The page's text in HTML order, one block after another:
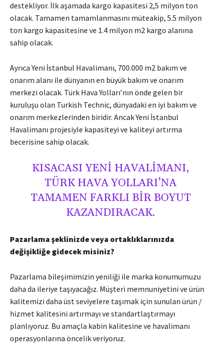
destekliyor. İlk aşamada kargo kapasitesi 2,5 milyon ton
olacak. Tamamen tamamlanmasını müteakip, 5.5 milyon
ton kargo kapasitesine ve 1.4 milyon m2 kargo alanına
sahip olacak.
Ayrıca Yeni İstanbul Havalimanı, 700.000 m2 bakım ve
onarım alanı ile dünyanın en büyük bakım ve onarım
merkezi olacak. Türk Hava Yolları’nın önde gelen bir
kuruluşu olan Turkish Technic, dünyadaki en iyi bakım ve
onarım merkezlerinden biridir. Ancak Yeni İstanbul
Havalimanı projesiyle kapasiteyi ve kaliteyi artırma
becerisine sahip olacak.
KISACASI YENI HAVALIMANI,
TÜRK HAVA YOLLARI’NA
TAMAMEN FARKLI BIR BOYUT
KAZANDIRACAK.
Pazarlama şeklinizde veya ortaklıklarınızda
değişikliğe gidecek misiniz?
Pazarlama bileşimimizin yeniliği ile marka konumumuzu
daha da ileriye taşıyacağız. Müşteri memnuniyetini ve ürün
kalitemizi daha üst seviyelere taşımak için sunulan ürün /
hizmet kalitesini artırmayı ve standartlaştırmayı
planlıyoruz. Bu amaçla kabin kalitesine ve havalimanı
operasyonlarına öncelik veriyoruz.